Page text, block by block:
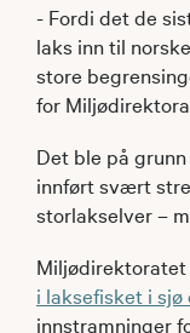
- Fordi det de
laks inn til
store
for
Det ble på
innført svært
storlakselver –
i laksefisket i sjø
innstramninger